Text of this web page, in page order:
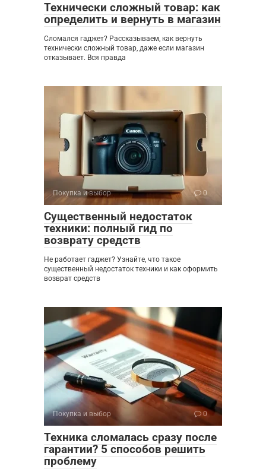
Технически сложный товар: как
определить и вернуть в магазин
Сломался гаджет? Рассказываем, как вернуть
технически сложный товар, даже если магазин
отказывает. Вся правда
Покупка и выбор 0
Существенный недостаток
техники: полный гид по
возврату средств
Не работает гаджет? Узнайте, что такое
существенный недостаток техники и как оформить
возврат средств
Покупка и выбор 0
Техника сломалась сразу после
гарантии? 5 способов решить
проблему